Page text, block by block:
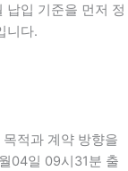
납입 기준을 먼저 정
니다.
적과 계약 방향을
04일 09시31분 출